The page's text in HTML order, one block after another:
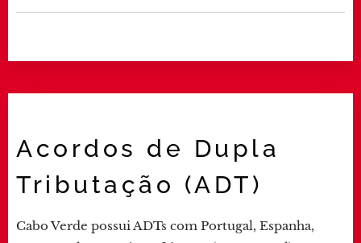
Acordos de Dupla
Tributação (ADT)
Cabo Verde possui ADTs com Portugal, Espanha,